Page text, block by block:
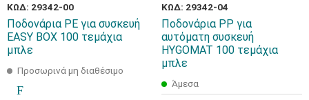
ΚΩΔ: 29342-00
Ποδονάρια PE για συσκευή
EASY BOX 100 τεμάχια
μπλε
Προσωρινά μη διαθέσιμο
ΚΩΔ: 29342-04
Ποδονάρια PP για
αυτόματη συσκευή
HYGOMAT 100 τεμάχια
μπλε
Άμεσα